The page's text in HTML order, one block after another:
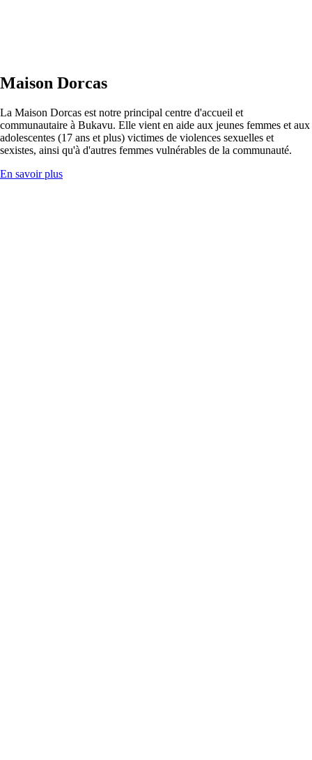
Maison Dorcas
La Maison Dorcas est notre principal centre d'accueil et
communautaire à Bukavu. Elle vient en aide aux jeunes femmes et aux
adolescentes (17 ans et plus) victimes de violences sexuelles et
sexistes, ainsi qu'à d'autres femmes vulnérables de la communauté.
En savoir plus